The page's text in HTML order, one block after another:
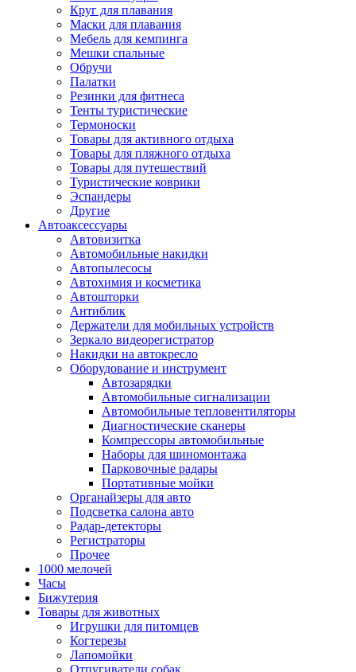
Круг для плавания
Маски для плавания
Мебель для кемпинга
Мешки спальные
Обручи
Палатки
Резинки для фитнеса
Тенты туристические
Термоноски
Товары для активного отдыха
Товары для пляжного отдыха
Товары для путешествий
Туристические коврики
Эспандеры
Другие
Автоаксессуары
Автовизитка
Автомобильные накидки
Автопылесосы
Автохимия и косметика
Автошторки
Антиблик
Держатели для мобильных устройств
Зеркало видеорегистратор
Накидки на автокресло
Оборудование и инструмент
Автозарядки
Автомобильные сигнализации
Автомобильные тепловентиляторы
Диагностические сканеры
Компрессоры автомобильные
Наборы для шиномонтажа
Парковочные радары
Портативные мойки
Органайзеры для авто
Подсветка салона авто
Радар-детекторы
Регистраторы
Прочее
1000 мелочей
Часы
Бижутерия
Товары для животных
Игрушки для питомцев
Когтерезы
Лапомойки
Отпугиватели собак